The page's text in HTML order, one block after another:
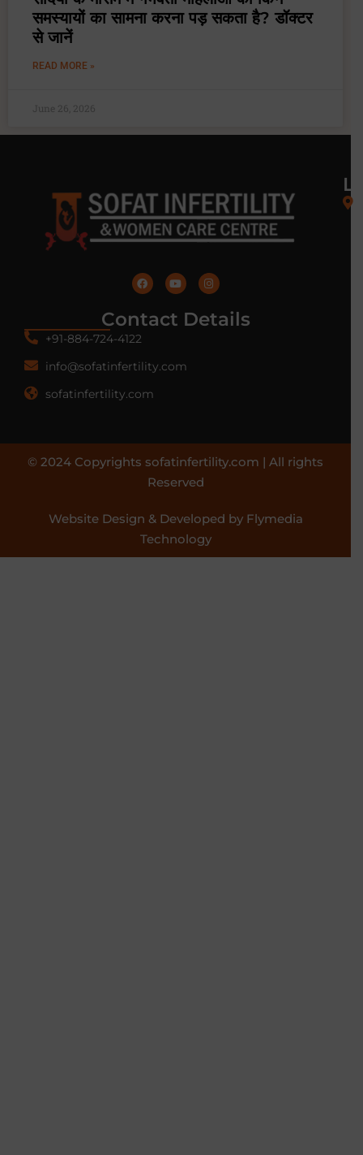
समस्यायों का सामना करना पड़ सकता है? डॉक्टर
से जानें
READ MORE »
June 26, 2026
Contact Details
+91-884-724-4122
info@sofatinfertility.com
sofatinfertility.com
© 2024 Copyrights sofatinfertility.com | All rights
Reserved
Website Design & Developed by Flymedia
Technology